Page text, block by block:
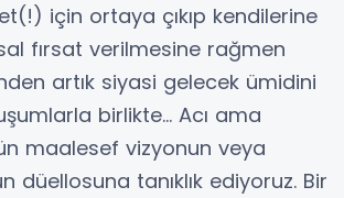
için ortaya çıkıp kendilerine
fırsat verilmesine rağmen
artık siyasi gelecek ümidini
birlikte… Acı ama
maalesef vizyonun veya
düellosuna tanıklık ediyoruz. Bir